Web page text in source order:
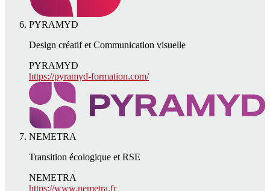
PYRAMYD
Design créatif et Communication visuelle
PYRAMYD
https://pyramyd-formation.com/
NEMETRA
Transition écologique et RSE
NEMETRA
https://www.nemetra.fr